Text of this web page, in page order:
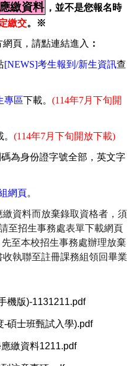
應繳資料 ，並不是您報名時
繳交。※
網頁，請點連結進入 ：
[NEWS]考生報到 /新生資訊查
專區下載。 (114年7月下旬開
(114年7月 下旬開放下載)
為身份證字號全部，英文字
網頁。
資料而放棄錄取資格者，須
至招生事務處表單下載網頁
先至本校招生事務處辦理放棄
執聯至註冊課務組領回畢業
機版)-1131211.pdf
-碩士班甄試入學).pdf
繳資料1211.pdf